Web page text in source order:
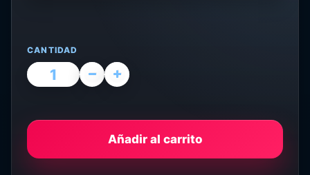
CANTIDAD
Añadir al carrito